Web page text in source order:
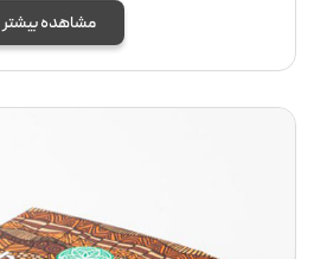
مشاهده بیشتر